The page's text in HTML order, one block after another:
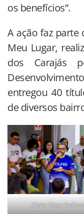
os benefícios”.
A ação faz parte
Meu Lugar,
dos Carajás
entregou 40
de diversos
(Foto: Diego